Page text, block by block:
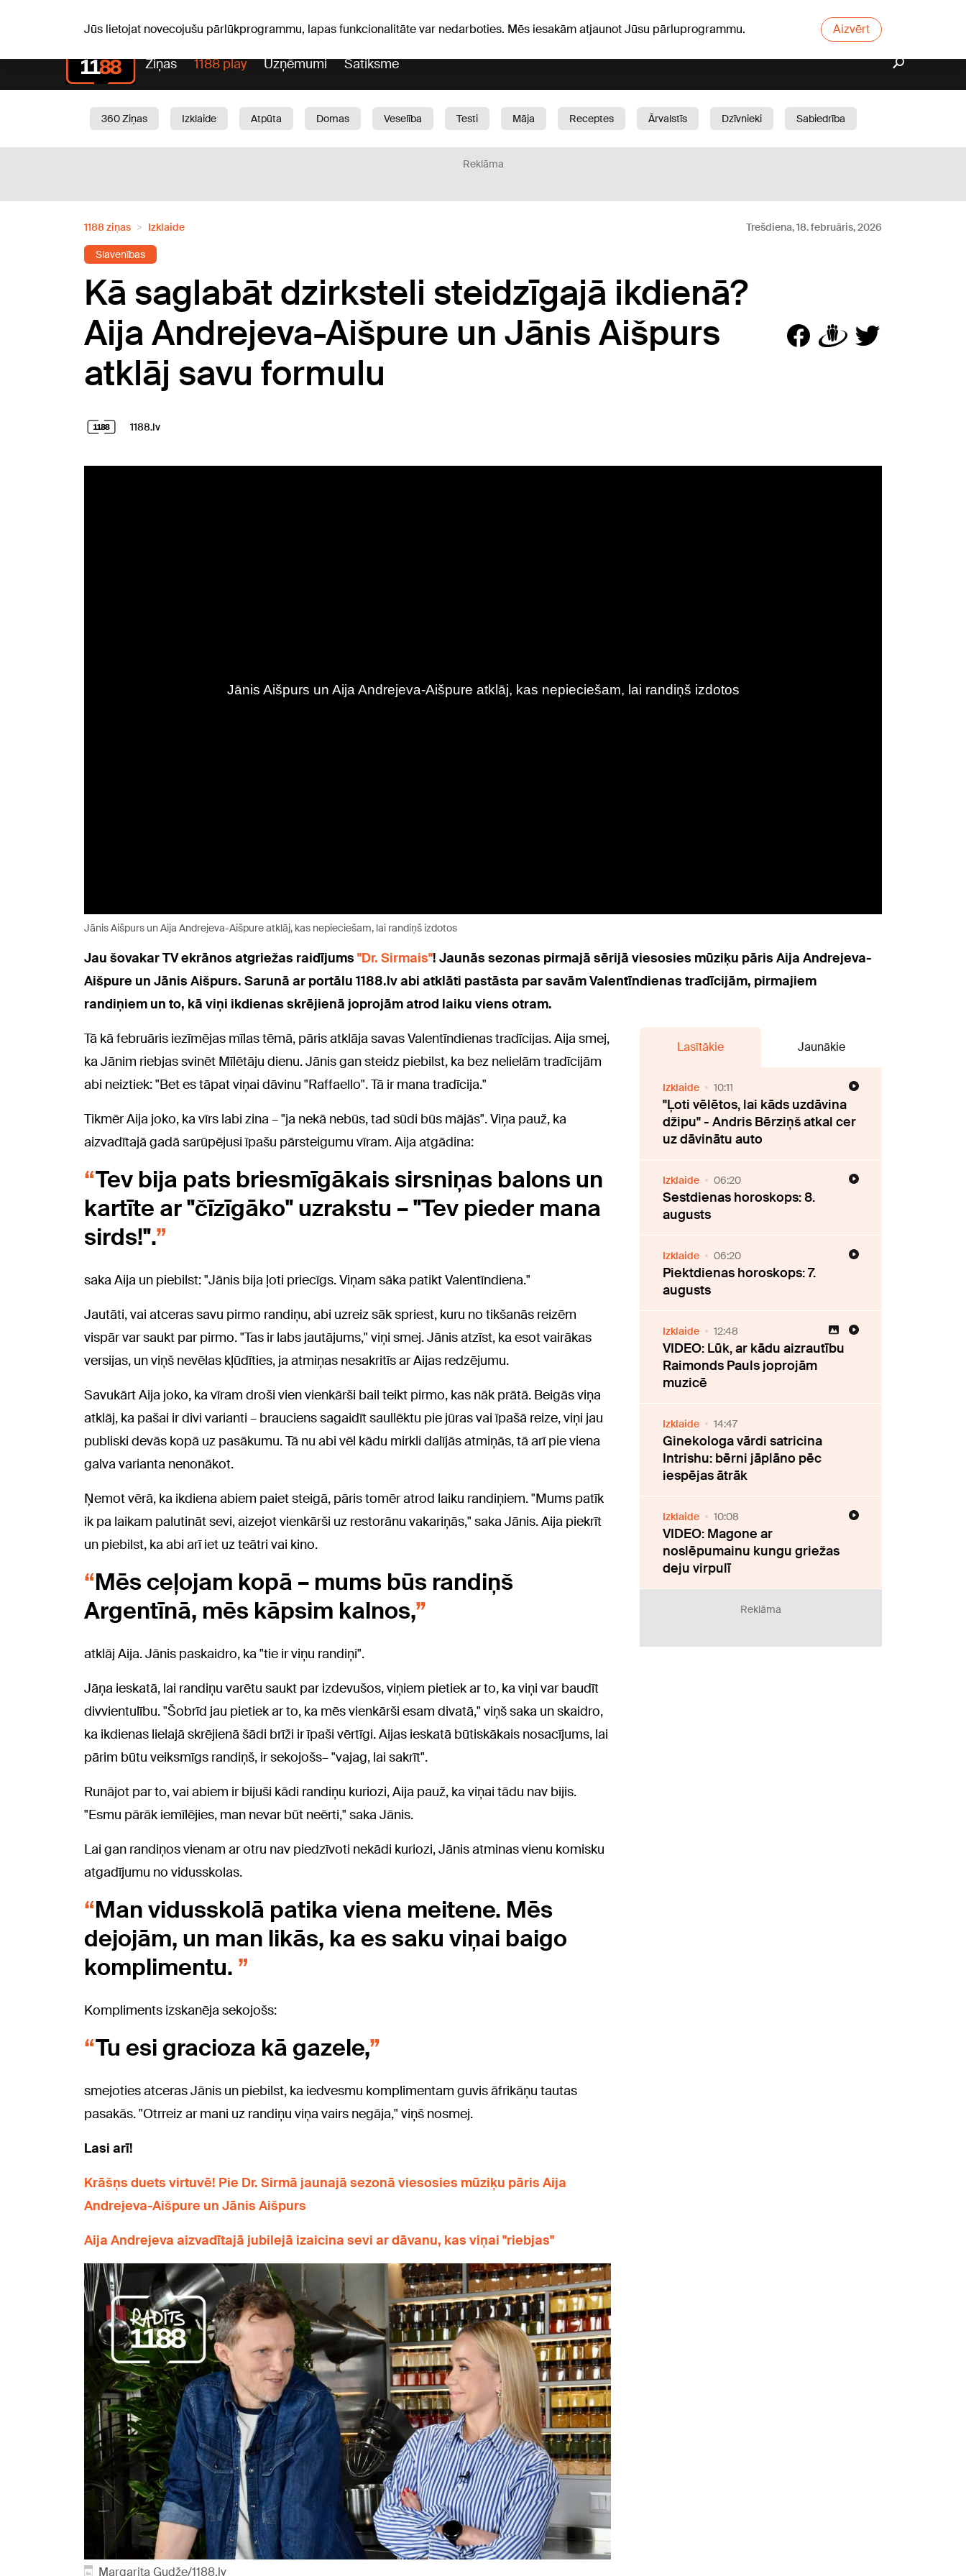
Jūs lietojat novecojušu pārlūkprogrammu, lapas funkcionalitāte var nedarboties. Mēs iesakām atjaunot Jūsu pārluprogrammu. Aizvērt
Ziņas 1188 play Uzņēmumi Satiksme
360 Ziņas Izklaide Atpūta Domas Veselība Testi Māja Receptes Ārvalstīs Dzīvnieki
Sabiedrība
Reklāma
1188 ziņas Izklaide Trešdiena, 18. februāris, 2026
Slavenības
Kā saglabāt dzirksteli steidzīgajā ikdienā?
Aija Andrejeva-Aišpure un Jānis Aišpurs
atklāj savu formulu
1188.lv
Jānis Aišpurs un Aija Andrejeva-Aišpure atklāj, kas nepieciešam, lai randiņš izdotos
Jau šovakar TV ekrānos atgriežas raidījums "Dr. Sirmais"! Jaunās sezonas pirmajā sērijā viesosies mūziķu pāris Aija Andrejeva-
Aišpure un Jānis Aišpurs. Sarunā ar portālu 1188.lv abi atklāti pastāsta par savām Valentīndienas tradīcijām, pirmajiem
randiņiem un to, kā viņi ikdienas skrējienā joprojām atrod laiku viens otram.
Tā kā februāris iezīmējas mīlas tēmā, pāris atklāja savas Valentīndienas tradīcijas. Aija smej,
ka Jānim riebjas svinēt Mīlētāju dienu. Jānis gan steidz piebilst, ka bez nelielām tradīcijām
abi neiztiek: "Bet es tāpat viņai dāvinu "Raffaello". Tā ir mana tradīcija."
Tikmēr Aija joko, ka vīrs labi zina – "ja nekā nebūs, tad sūdi būs mājās". Viņa pauž, ka
aizvadītajā gadā sarūpējusi īpašu pārsteigumu vīram. Aija atgādina:
Tev bija pats briesmīgākais sirsniņas balons un
kartīte ar "čīzīgāko" uzrakstu – "Tev pieder mana
sirds!".
saka Aija un piebilst: "Jānis bija ļoti priecīgs. Viņam sāka patikt Valentīndiena."
Jautāti, vai atceras savu pirmo randiņu, abi uzreiz sāk spriest, kuru no tikšanās reizēm
vispār var saukt par pirmo. "Tas ir labs jautājums," viņi smej. Jānis atzīst, ka esot vairākas
versijas, un viņš nevēlas kļūdīties, ja atmiņas nesakritīs ar Aijas redzējumu.
Savukārt Aija joko, ka vīram droši vien vienkārši bail teikt pirmo, kas nāk prātā. Beigās viņa
atklāj, ka pašai ir divi varianti – brauciens sagaidīt saullēktu pie jūras vai īpašā reize, viņi jau
publiski devās kopā uz pasākumu. Tā nu abi vēl kādu mirkli dalījās atmiņās, tā arī pie viena
galva varianta nenonākot.
Ņemot vērā, ka ikdiena abiem paiet steigā, pāris tomēr atrod laiku randiņiem. "Mums patīk
ik pa laikam palutināt sevi, aizejot vienkārši uz restorānu vakariņās," saka Jānis. Aija piekrīt
un piebilst, ka abi arī iet uz teātri vai kino.
Mēs ceļojam kopā – mums būs randiņš
Argentīnā, mēs kāpsim kalnos,
atklāj Aija. Jānis paskaidro, ka "tie ir viņu randiņi".
Jāņa ieskatā, lai randiņu varētu saukt par izdevušos, viņiem pietiek ar to, ka viņi var baudīt
divvientulību. "Šobrīd jau pietiek ar to, ka mēs vienkārši esam divatā," viņš saka un skaidro,
ka ikdienas lielajā skrējienā šādi brīži ir īpaši vērtīgi. Aijas ieskatā būtiskākais nosacījums, lai
pārim būtu veiksmīgs randiņš, ir sekojošs– "vajag, lai sakrīt".
Runājot par to, vai abiem ir bijuši kādi randiņu kuriozi, Aija pauž, ka viņai tādu nav bijis.
"Esmu pārāk iemīlējies, man nevar būt neērti," saka Jānis.
Lai gan randiņos vienam ar otru nav piedzīvoti nekādi kuriozi, Jānis atminas vienu komisku
atgadījumu no vidusskolas.
Man vidusskolā patika viena meitene. Mēs
dejojām, un man likās, ka es saku viņai baigo
komplimentu.
Kompliments izskanēja sekojošs:
Tu esi gracioza kā gazele,
smejoties atceras Jānis un piebilst, ka iedvesmu komplimentam guvis āfrikāņu tautas
pasakās. "Otrreiz ar mani uz randiņu viņa vairs negāja," viņš nosmej.
Lasi arī!
Krāšņs duets virtuvē! Pie Dr. Sirmā jaunajā sezonā viesosies mūziķu pāris Aija
Andrejeva-Aišpure un Jānis Aišpurs
Aija Andrejeva aizvadītajā jubilejā izaicina sevi ar dāvanu, kas viņai "riebjas"
Margarita Gudže/1188.lv
Lasītākie Jaunākie
Izklaide 10:11
"Ļoti vēlētos, lai kāds uzdāvina
džipu" - Andris Bērziņš atkal cer
uz dāvinātu auto
Izklaide 06:20
Sestdienas horoskops: 8.
augusts
Izklaide 06:20
Piektdienas horoskops: 7.
augusts
Izklaide 12:48
VIDEO: Lūk, ar kādu aizrautību
Raimonds Pauls joprojām
muzicē
Izklaide 14:47
Ginekologa vārdi satricina
Intrishu: bērni jāplāno pēc
iespējas ātrāk
Izklaide 10:08
VIDEO: Magone ar
noslēpumainu kungu griežas
deju virpulī
Reklāma